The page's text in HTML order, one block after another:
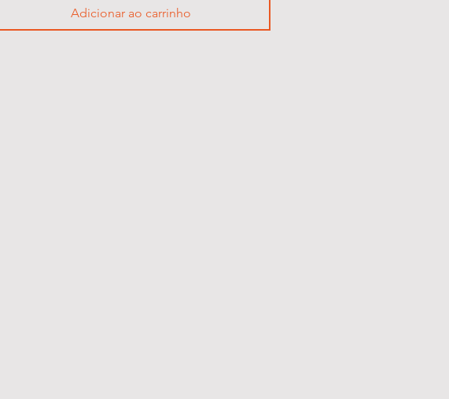
Adicionar ao carrinho